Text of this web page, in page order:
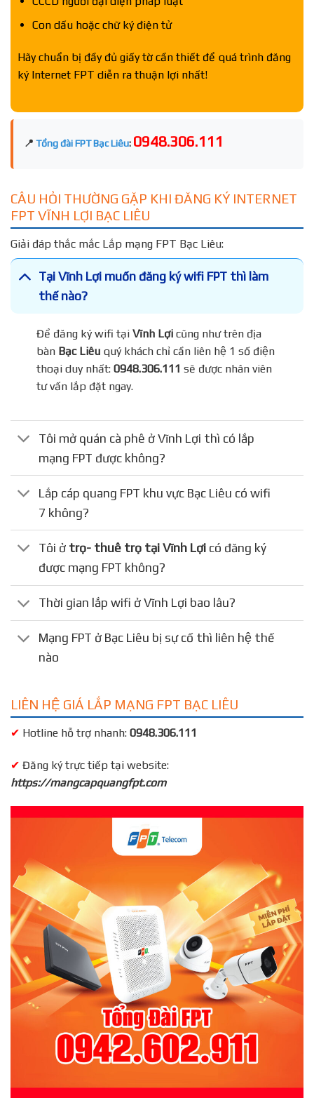
Con dấu hoặc chữ ký điện tử
Hãy chuẩn bị đầy đủ giấy tờ cần thiết để quá trình đăng
ký Internet FPT diễn ra thuận lợi nhất!
📍 Tổng đài FPT Bạc Liêu: 0948.306.111
CÂU HỎI THƯỜNG GẶP KHI ĐĂNG KÝ INTERNET
FPT VĨNH LỢI BẠC LIÊU
Giải đáp thắc mắc Lắp mạng FPT Bạc Liêu:
Tại Vĩnh Lợi muốn đăng ký wifi FPT thì làm
thế nào?
Để đăng ký wifi tạiVĩnh Lợicũng như trên địa
bànBạc Liêuquý khách chỉ cần liên hệ 1 số điện
thoại duy nhất:0948.306.111 sẽ được nhân viên
tư vấn lắp đặt ngay.
Tôi mở quán cà phê ở Vĩnh Lợi thì có lắp
mạng FPT được không?
Lắp cáp quang FPT khu vực Bạc Liêu có wifi
7 không?
Tôi ở trọ- thuê trọ tại Vĩnh Lợi có đăng ký
được mạng FPT không?
Thời gian lắp wifi ở Vĩnh Lợi bao lâu?
Mạng FPT ở Bạc Liêu bị sự cố thì liên hệ thế
nào
LIÊN HỆ GIÁ LẮP MẠNG FPT BẠC LIÊU
✔ Hotline hỗ trợ nhanh: 0948.306.111
✔ Đăng ký trực tiếp tại website:
https://mangcapquangfpt.com